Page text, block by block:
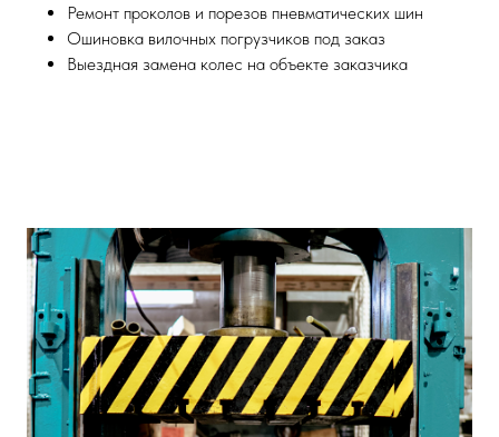
Ремонт проколов и порезов пневматических шин
Ошиновка вилочных погрузчиков под заказ
Выездная замена колес на объекте заказчика